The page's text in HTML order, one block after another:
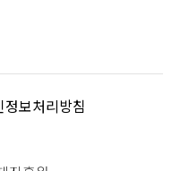
정보처리방침